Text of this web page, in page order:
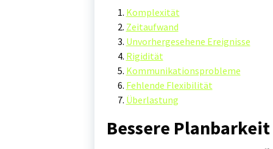
Komplexität
Zeitaufwand
Unvorhergesehene Ereignisse
Rigidität
Kommunikationsprobleme
Fehlende Flexibilität
Überlastung
Bessere